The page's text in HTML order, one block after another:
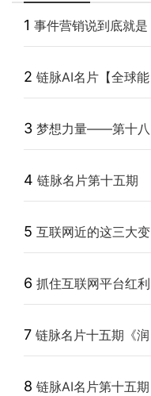
1 事件营销说到底就是
抓住热点事件做营销
2 链脉AI名片【全球能
量讲师营】重庆站落幕
3 梦想力量——第十八
期【新营销·创富大会】
4 链脉名片第十五期
【润阳演说力】重庆·綦
5 互联网近的这三大变
化，将改变未来的营销
6 抓住互联网平台红利
期才能让网络营销事半
7 链脉名片十五期《润
阳演说力》第二天课程
8 链脉AI名片第十五期